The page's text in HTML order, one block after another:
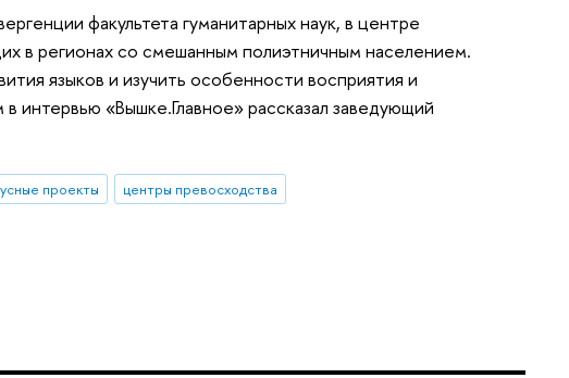
факультета гуманитарных наук, в центре
в регионах со смешанным полиэтничным населением.
языков и изучить особенности восприятия и
интервью «Вышке.Главное» рассказал заведующий
проекты центры превосходства